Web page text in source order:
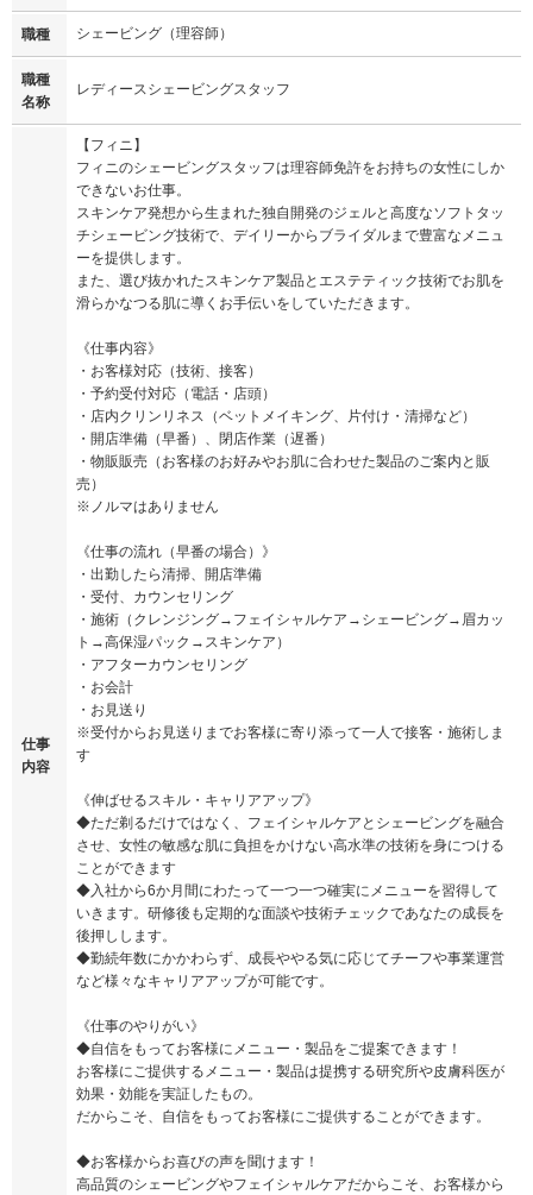
職種 シェービング（理容師）
職種
名称
レディースシェービングスタッフ
仕事
内容
【フィニ】
フィニのシェービングスタッフは理容師免許をお持ちの女性にしか
できないお仕事。
スキンケア発想から生まれた独自開発のジェルと高度なソフトタッ
チシェービング技術で、デイリーからブライダルまで豊富なメニュ
ーを提供します。
また、選び抜かれたスキンケア製品とエステティック技術でお肌を
滑らかなつる肌に導くお手伝いをしていただきます。
《仕事内容》
・お客様対応（技術、接客）
・予約受付対応（電話・店頭）
・店内クリンリネス（ベットメイキング、片付け・清掃など）
・開店準備（早番）、閉店作業（遅番）
・物販販売（お客様のお好みやお肌に合わせた製品のご案内と販
売）
※ノルマはありません
《仕事の流れ（早番の場合）》
・出勤したら清掃、開店準備
・受付、カウンセリング
・施術（クレンジング→フェイシャルケア→シェービング→眉カッ
ト→高保湿パック→スキンケア）
・アフターカウンセリング
・お会計
・お見送り
※受付からお見送りまでお客様に寄り添って一人で接客・施術しま
す
《伸ばせるスキル・キャリアアップ》
◆ただ剃るだけではなく、フェイシャルケアとシェービングを融合
させ、女性の敏感な肌に負担をかけない高水準の技術を身につける
ことができます
◆入社から6か月間にわたって一つ一つ確実にメニューを習得して
いきます。研修後も定期的な面談や技術チェックであなたの成長を
後押しします。
◆勤続年数にかかわらず、成長ややる気に応じてチーフや事業運営
など様々なキャリアアップが可能です。
《仕事のやりがい》
◆自信をもってお客様にメニュー・製品をご提案できます！
お客様にご提供するメニュー・製品は提携する研究所や皮膚科医が
効果・効能を実証したもの。
だからこそ、自信をもってお客様にご提供することができます。
◆お客様からお喜びの声を聞けます！
高品質のシェービングやフェイシャルケアだからこそ、お客様から